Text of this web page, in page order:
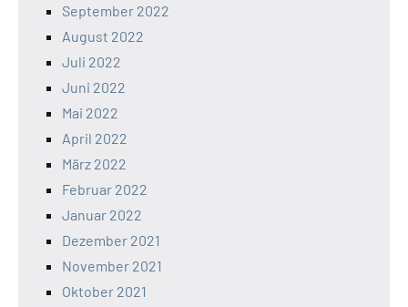
September 2022
August 2022
Juli 2022
Juni 2022
Mai 2022
April 2022
März 2022
Februar 2022
Januar 2022
Dezember 2021
November 2021
Oktober 2021